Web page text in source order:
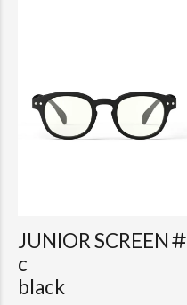
JUNIOR SCREEN＃
c
black